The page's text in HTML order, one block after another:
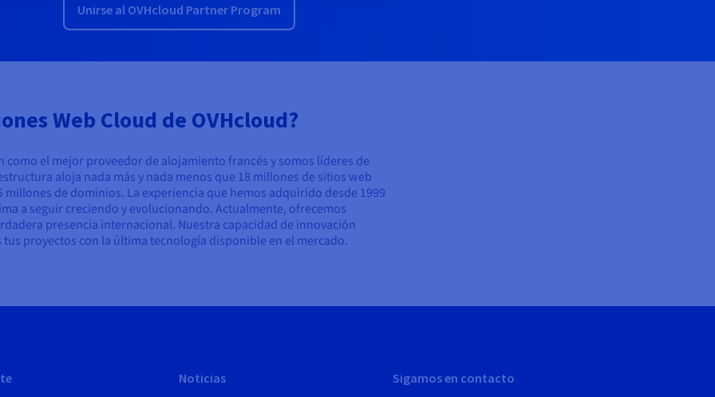
Unirse al OVHcloud Partner Program
Web Cloud de OVHcloud?
el mejor proveedor de alojamiento francés y somos líderes de
aloja nada más y nada menos que 18 millones de sitios web
de dominios. La experiencia que hemos adquirido desde 1999
a seguir creciendo y evolucionando. Actualmente, ofrecemos
presencia internacional. Nuestra capacidad de innovación
proyectos con la última tecnología disponible en el mercado.
Noticias
Sigamos en contacto